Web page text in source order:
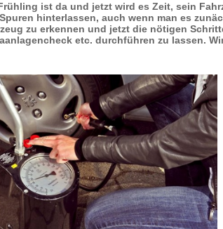
ist da und jetzt wird es Zeit, sein
hinterlassen, auch wenn man es
zu erkennen und jetzt die nötigen
etc. durchführen zu lassen.